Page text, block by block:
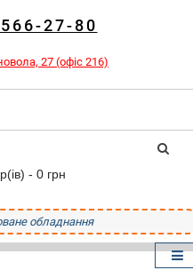
27-80
27 (офіс 216)
- 0 грн
обладнання